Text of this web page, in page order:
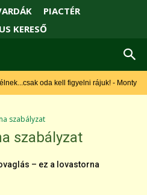
PIACTÉR
KERESŐ
oda kell figyelni rájuk! - Monty Roberts
szabályzat
szabályzat
– ez a lovastorna